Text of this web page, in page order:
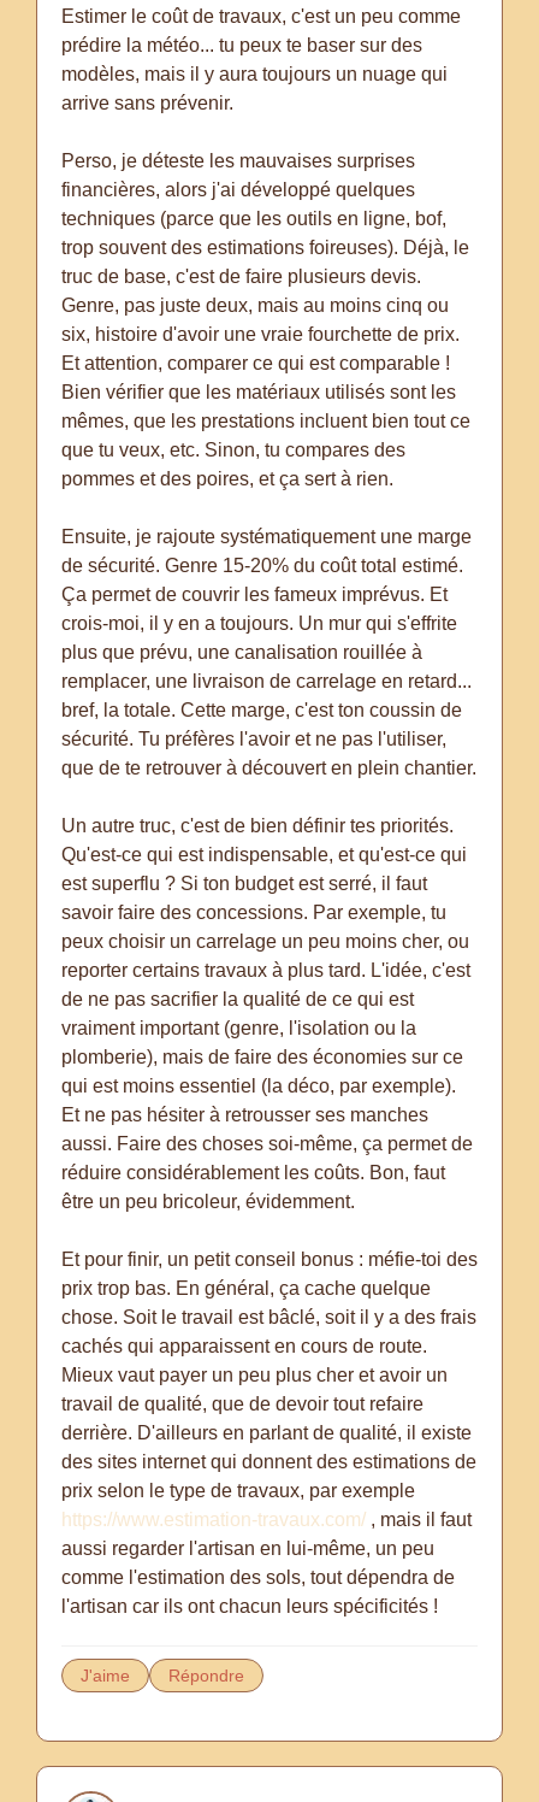
Estimer le coût de travaux, c'est un peu comme
prédire la météo... tu peux te baser sur des
modèles, mais il y aura toujours un nuage qui
arrive sans prévenir.
Perso, je déteste les mauvaises surprises
financières, alors j'ai développé quelques
techniques (parce que les outils en ligne, bof,
trop souvent des estimations foireuses). Déjà, le
truc de base, c'est de faire plusieurs devis.
Genre, pas juste deux, mais au moins cinq ou
six, histoire d'avoir une vraie fourchette de prix.
Et attention, comparer ce qui est comparable !
Bien vérifier que les matériaux utilisés sont les
mêmes, que les prestations incluent bien tout ce
que tu veux, etc. Sinon, tu compares des
pommes et des poires, et ça sert à rien.
Ensuite, je rajoute systématiquement une marge
de sécurité. Genre 15-20% du coût total estimé.
Ça permet de couvrir les fameux imprévus. Et
crois-moi, il y en a toujours. Un mur qui s'effrite
plus que prévu, une canalisation rouillée à
remplacer, une livraison de carrelage en retard...
bref, la totale. Cette marge, c'est ton coussin de
sécurité. Tu préfères l'avoir et ne pas l'utiliser,
que de te retrouver à découvert en plein chantier.
Un autre truc, c'est de bien définir tes priorités.
Qu'est-ce qui est indispensable, et qu'est-ce qui
est superflu ? Si ton budget est serré, il faut
savoir faire des concessions. Par exemple, tu
peux choisir un carrelage un peu moins cher, ou
reporter certains travaux à plus tard. L'idée, c'est
de ne pas sacrifier la qualité de ce qui est
vraiment important (genre, l'isolation ou la
plomberie), mais de faire des économies sur ce
qui est moins essentiel (la déco, par exemple).
Et ne pas hésiter à retrousser ses manches
aussi. Faire des choses soi-même, ça permet de
réduire considérablement les coûts. Bon, faut
être un peu bricoleur, évidemment.
Et pour finir, un petit conseil bonus : méfie-toi des
prix trop bas. En général, ça cache quelque
chose. Soit le travail est bâclé, soit il y a des frais
cachés qui apparaissent en cours de route.
Mieux vaut payer un peu plus cher et avoir un
travail de qualité, que de devoir tout refaire
derrière. D'ailleurs en parlant de qualité, il existe
des sites internet qui donnent des estimations de
prix selon le type de travaux, par exemple
https://www.estimation-travaux.com/ , mais il faut
aussi regarder l'artisan en lui-même, un peu
comme l'estimation des sols, tout dépendra de
J'aime Répondre